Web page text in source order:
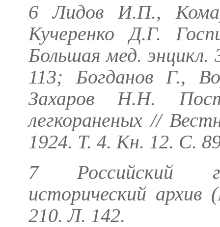
6Лидов И.П.,
Кучеренко Д.Г.
Большая мед.
113; Богданов Г.,
Захаров Н.Н.
легкораненых //
1924. Т. 4. Кн. 12. С.
7 Российский
исторический
210. Л. 142.